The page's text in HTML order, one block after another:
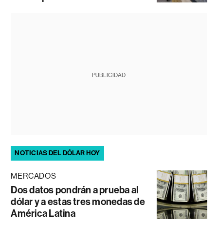
PUBLICIDAD
NOTICIAS DEL DÓLAR HOY
MERCADOS
Dos datos pondrán a prueba al
dólar y a estas tres monedas de
América Latina